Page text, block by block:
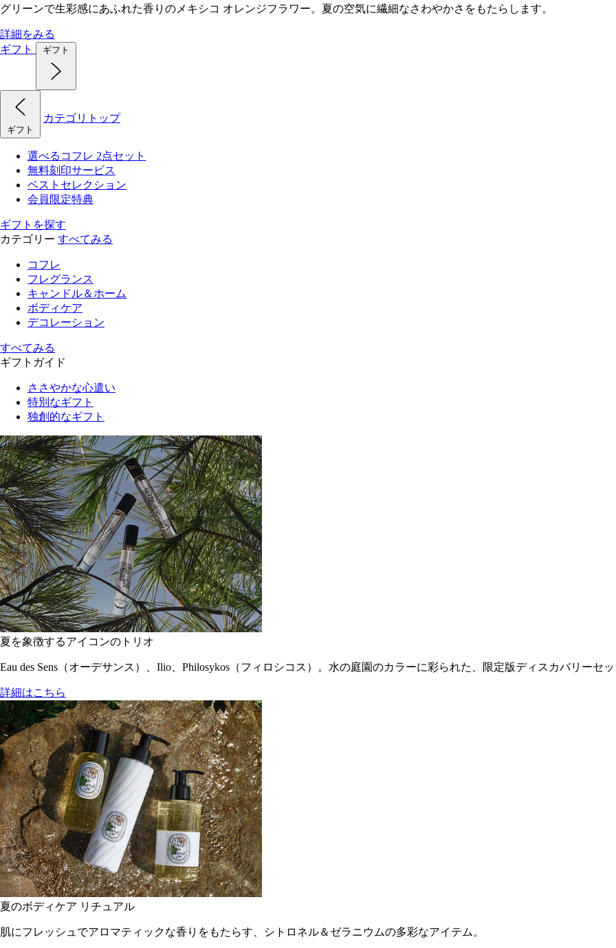
グリーンで生彩感にあふれた香りのメキシコ オレンジフラワー。夏の空気に繊細なさわやかさをもたらします。
詳細をみる
ギフト
ギフト
ギフト
カテゴリトップ
選べるコフレ 2点セット
無料刻印サービス
ベストセレクション
会員限定特典
ギフトを探す
カテゴリー すべてみる
コフレ
フレグランス
キャンドル＆ホーム
ボディケア
デコレーション
すべてみる
ギフトガイド
ささやかな心遣い
特別なギフト
独創的なギフト
夏を象徴するアイコンのトリオ
Eau des Sens（オーデサンス）、Ilio、Philosykos（フィロシコス）。水の庭園のカラーに彩られた、限定版ディスカバリーセ
詳細はこちら
夏のボディケア リチュアル
肌にフレッシュでアロマティックな香りをもたらす、シトロネル＆ゼラニウムの多彩なアイテム。